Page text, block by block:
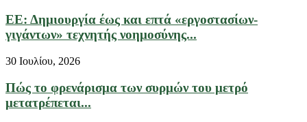
ΕΕ: Δημιουργία έως και επτά «εργοστασίων-
γιγάντων» τεχνητής νοημοσύνης...
30 Ιουλίου, 2026
Πώς το φρενάρισμα των συρμών του μετρό
μετατρέπεται...